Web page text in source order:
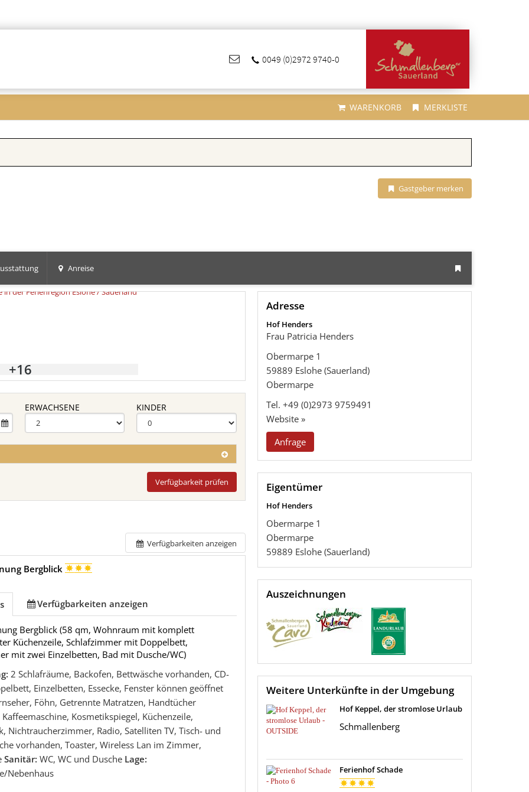
0049 (0)2972 9740-0
WARENKORB MERKLISTE
Gastgeber merken
Anreise
+16
ERWACHSENE KINDER
Verfügbarkeit prüfen
Verfügbarkeiten anzeigen
Bergblick
Verfügbarkeiten anzeigen
Bergblick (58 qm, Wohnraum mit komplett
Küchenzeile, Schlafzimmer mit Doppelbett,
mit zwei Einzelbetten, Bad mit Dusche/WC)
2 Schlafräume, Backofen, Bettwäsche vorhanden, CD-
Einzelbetten, Essecke, Fenster können geöffnet
Föhn, Getrennte Matratzen, Handtücher
Kosmetikspiegel, Küchenzeile,
Nichtraucherzimmer, Radio, Satelliten TV, Tisch- und
vorhanden, Toaster, Wireless Lan im Zimmer,
Sanitär:WC, WC und Dusche Lage:
Nebenhaus
Adresse
Hof Henders
Frau Patricia Henders
Obermarpe 1
59889 Eslohe (Sauerland)
Obermarpe
Tel. +49 (0)2973 9759491
Website »
Anfrage
Eigentümer
Hof Henders
Obermarpe 1
Obermarpe
59889 Eslohe (Sauerland)
Auszeichnungen
Weitere Unterkünfte in der Umgebung
Hof Keppel, der stromlose Urlaub
Schmallenberg
Ferienhof Schade